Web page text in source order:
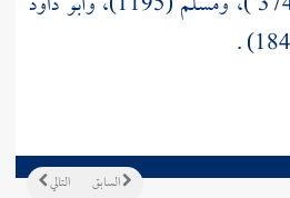
التالي السابق